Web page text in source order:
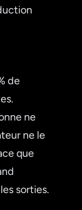
de
ne
ne le
que
sorties.